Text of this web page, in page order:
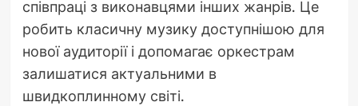
співпраці з виконавцями інших жанрів. Це
робить класичну музику доступнішою для
нової аудиторії і допомагає оркестрам
залишатися актуальними в
швидкоплинному світі.